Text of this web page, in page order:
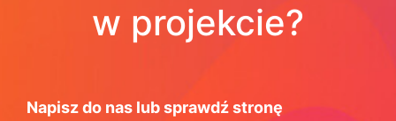
w projekcie?
Napisz do nas lub sprawdź stronę